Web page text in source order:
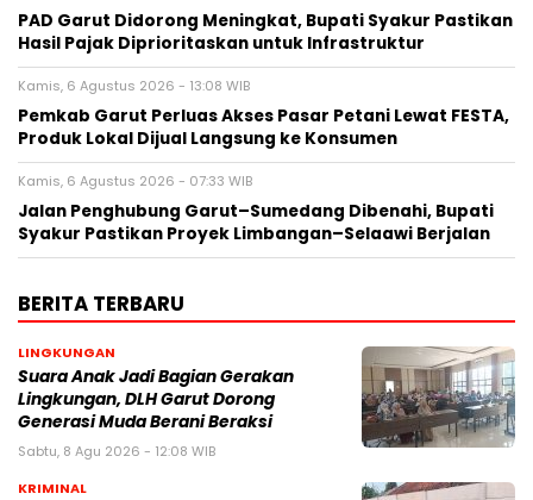
PAD Garut Didorong Meningkat, Bupati Syakur Pastikan
Hasil Pajak Diprioritaskan untuk Infrastruktur
Kamis, 6 Agustus 2026 - 13:08 WIB
Pemkab Garut Perluas Akses Pasar Petani Lewat FESTA,
Produk Lokal Dijual Langsung ke Konsumen
Kamis, 6 Agustus 2026 - 07:33 WIB
Jalan Penghubung Garut–Sumedang Dibenahi, Bupati
Syakur Pastikan Proyek Limbangan–Selaawi Berjalan
BERITA TERBARU
LINGKUNGAN
Suara Anak Jadi Bagian Gerakan
Lingkungan, DLH Garut Dorong
Generasi Muda Berani Beraksi
Sabtu, 8 Agu 2026 - 12:08 WIB
KRIMINAL